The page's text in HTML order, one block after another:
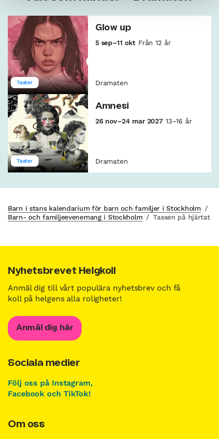
Teater
Glow up
5 sep–11 okt Från 12 år
Dramaten
Teater
Amnesi
26 nov–24 mar 2027 13–16 år
Dramaten
Barn i stans kalendarium för barn och familjer i Stockholm /
Barn- och familjeevenemang i Stockholm / Tassen på hjärtat
Nyhetsbrevet Helgkoll
Anmäl dig till vårt populära nyhetsbrev och få
koll på helgens alla roligheter!
Anmäl dig här
Sociala medier
Följ oss på Instagram,
Facebook och TikTok!
Om oss